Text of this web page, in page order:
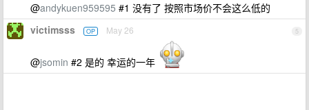
@andykuen959595 #1 没有了 按照市场价不会这么低的
5
victimsss OP May 26
@jsomin #2 是的 幸运的一年